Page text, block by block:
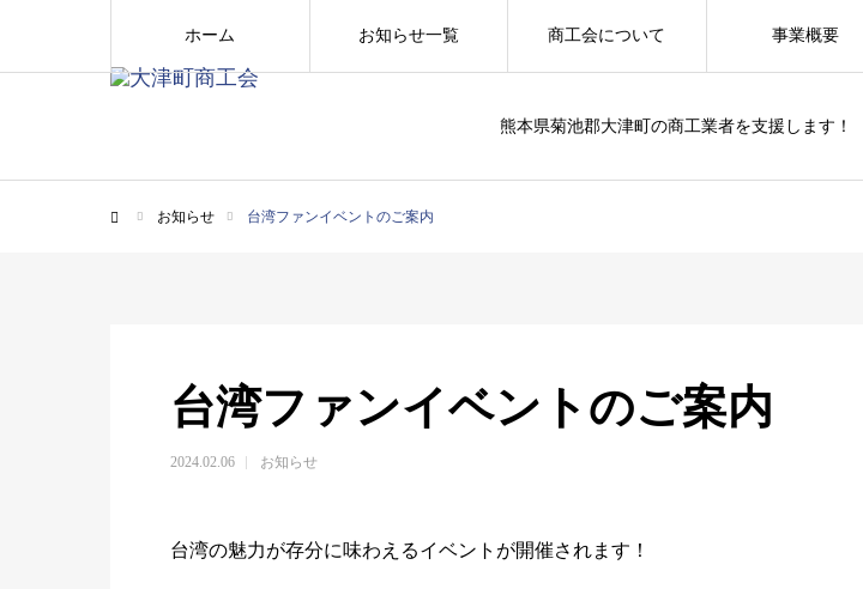
熊本県菊池郡大津町の商工業者を支援します！
ホーム お知らせ一覧 商工会について 事業概要
お知らせ 台湾ファンイベントのご案内
台湾ファンイベントのご案内
2024.02.06 お知らせ
台湾の魅力が存分に味わえるイベントが開催されます！